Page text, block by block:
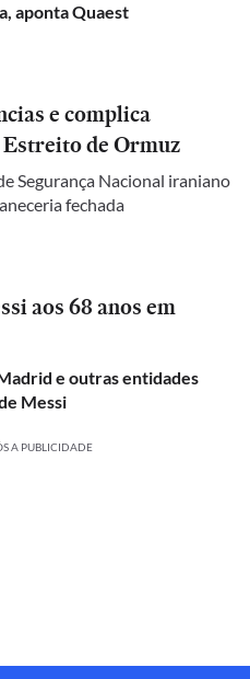
aponta Quaest
e complica
de Ormuz
Segurança Nacional iraniano
fechada
aos 68 anos em
e outras entidades
Messi
A PUBLICIDADE